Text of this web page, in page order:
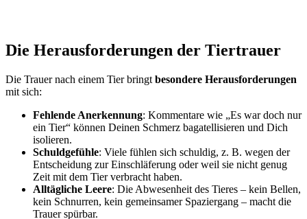
Die Herausforderungen der Tiertrauer
Die Trauer nach einem Tier bringt besondere Herausforderungen
mit sich:
Fehlende Anerkennung: Kommentare wie „Es war doch nur
ein Tier“ können Deinen Schmerz bagatellisieren und Dich
isolieren.
Schuldgefühle: Viele fühlen sich schuldig, z. B. wegen der
Entscheidung zur Einschläferung oder weil sie nicht genug
Zeit mit dem Tier verbracht haben.
Alltägliche Leere: Die Abwesenheit des Tieres – kein Bellen,
kein Schnurren, kein gemeinsamer Spaziergang – macht die
Trauer spürbar.